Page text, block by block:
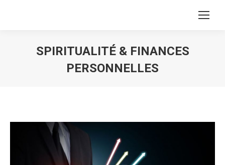
SPIRITUALITÉ & FINANCES
PERSONNELLES